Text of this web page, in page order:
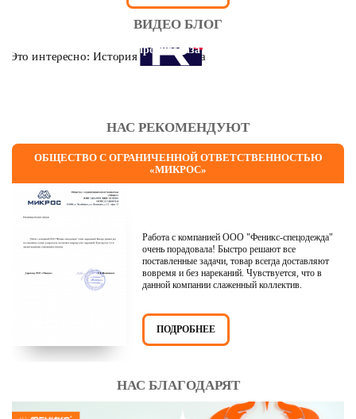
ВИДЕО БЛОГ
Это интересно: История противогаза
НАС РЕКОМЕНДУЮТ
ОБЩЕСТВО С ОГРАНИЧЕННОЙ ОТВЕТСТВЕННОСТЬЮ
«МИКРОС»
Работа с компанией ООО "Феникс-спецодежда"
очень порадовала! Быстро решают все
поставленные задачи, товар всегда доставляют
вовремя и без нареканий. Чувствуется, что в
данной компании слаженный коллектив.
ПОДРОБНЕЕ
НАС БЛАГОДАРЯТ